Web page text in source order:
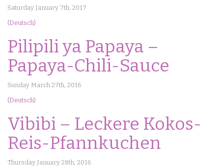
Saturday January 7th, 2017
(Deutsch)
Pilipili ya Papaya –
Papaya-Chili-Sauce
Sunday March 27th, 2016
(Deutsch)
Vibibi – Leckere Kokos-
Reis-Pfannkuchen
Thursday January 28th, 2016